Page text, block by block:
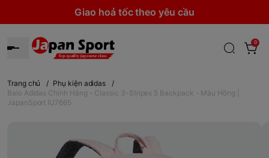
Giao hoả tốc theo yêu cầu
0
Trang chủ / Phụ kiện adidas
/
Balo Adidas Chính Hãng - Classic 3-Stripes 5 Backpack - Màu Hồng |
JapanSport IU7665